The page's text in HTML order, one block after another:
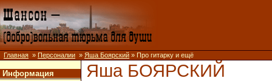
Главная » Персоналии » Яша Боярский » Про гитарку и ещё
Информация Яша БОЯРСКИЙ